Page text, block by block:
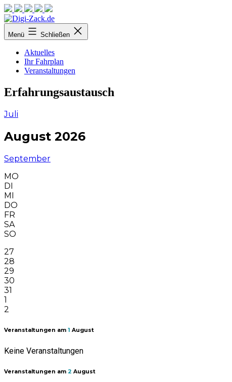
Zum
Inhalt
springen
Digi-
Zack.de
Menü Schließen
Aktuelles
Ihr Fahrplan
Veranstaltungen
Erfahrungsaustausch
Juli
August 2026
September
MO
DI
MI
DO
FR
SA
SO
27
28
29
30
31
1
2
Veranstaltungen am 1 August
Keine Veranstaltungen
Veranstaltungen am 2 August